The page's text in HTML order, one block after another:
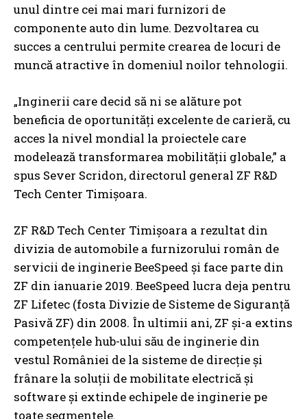
unul dintre cei mai mari furnizori de
componente auto din lume. Dezvoltarea cu
succes a centrului permite crearea de locuri de
muncă atractive în domeniul noilor tehnologii.
„Inginerii care decid să ni se alăture pot
beneficia de oportunități excelente de carieră, cu
acces la nivel mondial la proiectele care
modelează transformarea mobilității globale,” a
spus Sever Scridon, directorul general ZF R&D
Tech Center Timișoara.
ZF R&D Tech Center Timișoara a rezultat din
divizia de automobile a furnizorului român de
servicii de inginerie BeeSpeed și face parte din
ZF din ianuarie 2019. BeeSpeed lucra deja pentru
ZF Lifetec (fosta Divizie de Sisteme de Siguranță
Pasivă ZF) din 2008. În ultimii ani, ZF și-a extins
competențele hub-ului său de inginerie din
vestul României de la sisteme de direcție și
frânare la soluții de mobilitate electrică și
software și extinde echipele de inginerie pe
toate segmentele.